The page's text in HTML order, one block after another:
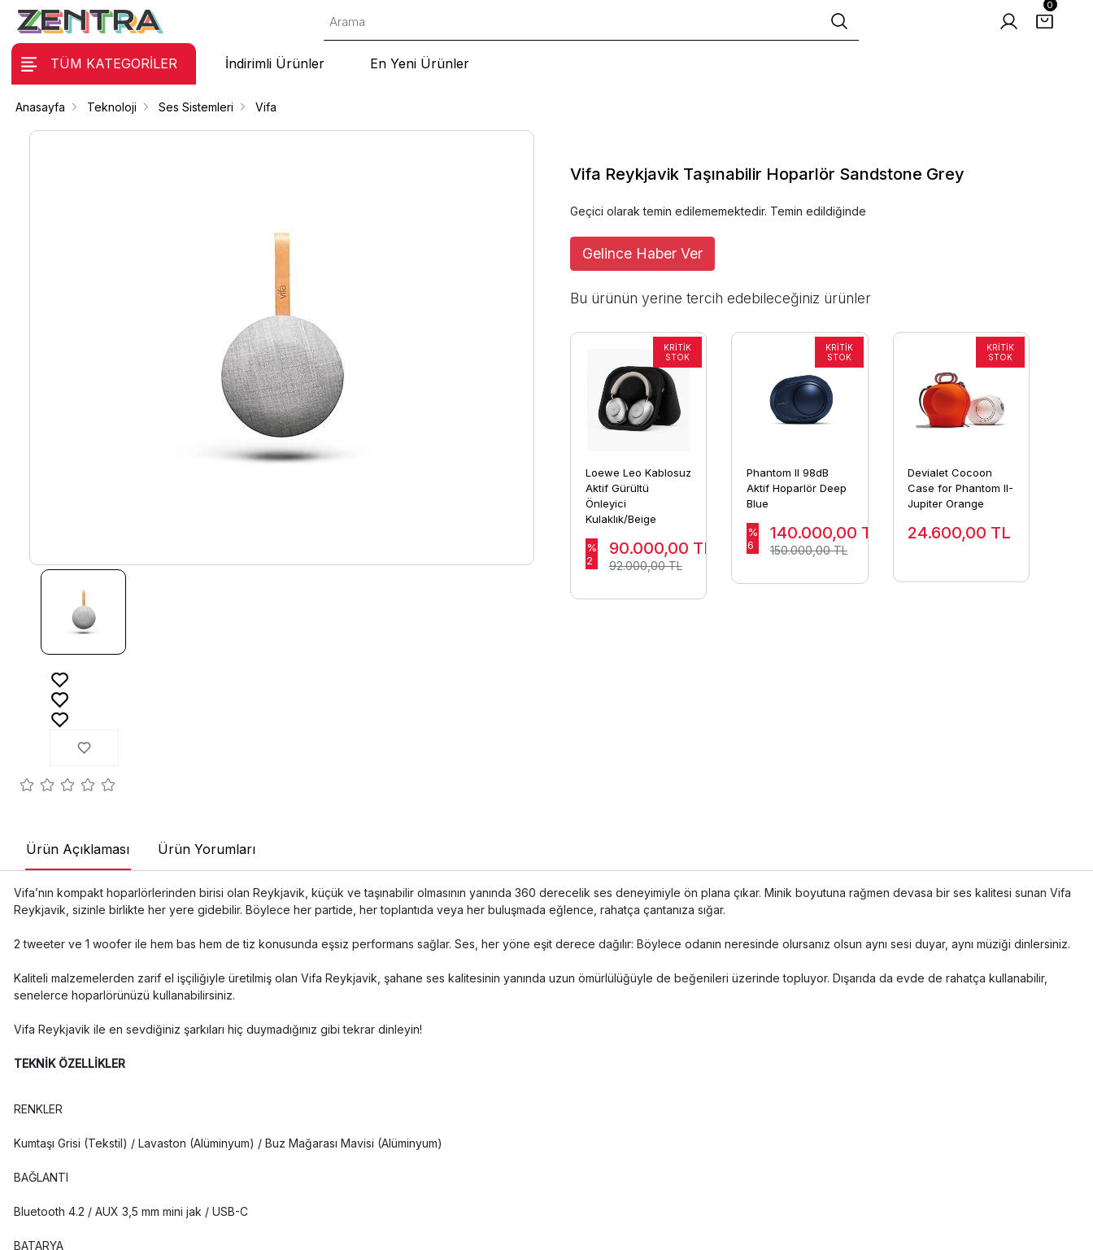
0
TÜM KATEGORİLER İndirimli Ürünler En Yeni Ürünler
Anasayfa Teknoloji Ses Sistemleri Vifa
Vifa Reykjavik Taşınabilir Hoparlör Sandstone Grey
Geçici olarak temin edilememektedir. Temin edildiğinde
Gelince Haber Ver
Bu ürünün yerine tercih edebileceğiniz ürünler
Loewe Leo Kablosuz
Aktif Gürültü
Önleyici
Kulaklık/Beige
%
2
90.000,00 TL
92.000,00 TL
Phantom II 98dB
Aktif Hoparlör Deep
Blue
%
6
140.000,00 TL
150.000,00 TL
Devialet Cocoon
Case for Phantom II-
Jupiter Orange
24.600,00 TL
Ürün Açıklaması Ürün Yorumları
Vifa’nın kompakt hoparlörlerinden birisi olan Reykjavik, küçük ve taşınabilir olmasının yanında 360 derecelik ses deneyimiyle ön plana çıkar. Minik boyutuna rağmen devasa bir ses kalitesi sunan Vifa
Reykjavik, sizinle birlikte her yere gidebilir. Böylece her partide, her toplantıda veya her buluşmada eğlence, rahatça çantanıza sığar.
2 tweeter ve 1 woofer ile hem bas hem de tiz konusunda eşsiz performans sağlar. Ses, her yöne eşit derece dağılır: Böylece odanın neresinde olursanız olsun aynı sesi duyar, aynı müziği dinlersiniz.
Kaliteli malzemelerden zarif el işçiliğiyle üretilmiş olan Vifa Reykjavik, şahane ses kalitesinin yanında uzun ömürlülüğüyle de beğenileri üzerinde topluyor. Dışarıda da evde de rahatça kullanabilir,
senelerce hoparlörünüzü kullanabilirsiniz.
Vifa Reykjavik ile en sevdiğiniz şarkıları hiç duymadığınız gibi tekrar dinleyin!
TEKNİK ÖZELLİKLER
RENKLER
Kumtaşı Grisi (Tekstil) / Lavaston (Alüminyum) / Buz Mağarası Mavisi (Alüminyum)
BAĞLANTI
Bluetooth 4.2 / AUX 3,5 mm mini jak / USB-C
BATARYA